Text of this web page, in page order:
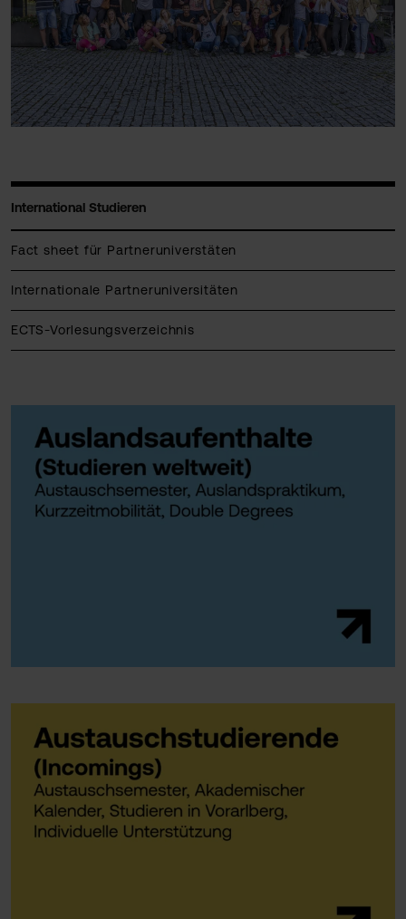
International Studieren
Fact sheet für Partneruniverstäten
Internationale Partneruniversitäten
ECTS-Vorlesungsverzeichnis